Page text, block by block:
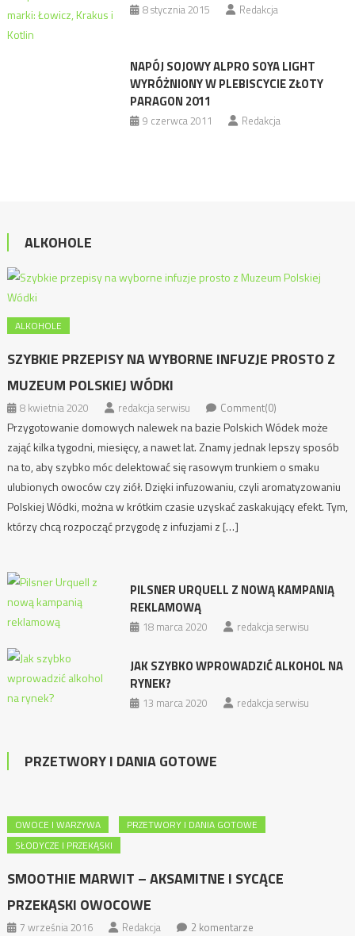
8 stycznia 2015 Redakcja
NAPÓJ SOJOWY ALPRO SOYA LIGHT
WYRÓŻNIONY W PLEBISCYCIE ZŁOTY
PARAGON 2011
9 czerwca 2011 Redakcja
ALKOHOLE
ALKOHOLE
SZYBKIE PRZEPISY NA WYBORNE INFUZJE PROSTO Z
MUZEUM POLSKIEJ WÓDKI
8 kwietnia 2020 redakcja serwisu Comment(0)
Przygotowanie domowych nalewek na bazie Polskich Wódek może
zająć kilka tygodni, miesięcy, a nawet lat. Znamy jednak lepszy sposób
na to, aby szybko móc delektować się rasowym trunkiem o smaku
ulubionych owoców czy ziół. Dzięki infuzowaniu, czyli aromatyzowaniu
Polskiej Wódki, można w krótkim czasie uzyskać zaskakujący efekt. Tym,
którzy chcą rozpocząć przygodę z infuzjami z […]
PILSNER URQUELL Z NOWĄ KAMPANIĄ
REKLAMOWĄ
18 marca 2020 redakcja serwisu
JAK SZYBKO WPROWADZIĆ ALKOHOL NA
RYNEK?
13 marca 2020 redakcja serwisu
PRZETWORY I DANIA GOTOWE
OWOCE I WARZYWA
PRZETWORY I DANIA GOTOWE
SŁODYCZE I PRZEKĄSKI
SMOOTHIE MARWIT – AKSAMITNE I SYCĄCE
PRZEKĄSKI OWOCOWE
7 września 2016 Redakcja 2 komentarze